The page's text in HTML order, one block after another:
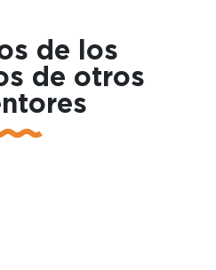
de los
de otros